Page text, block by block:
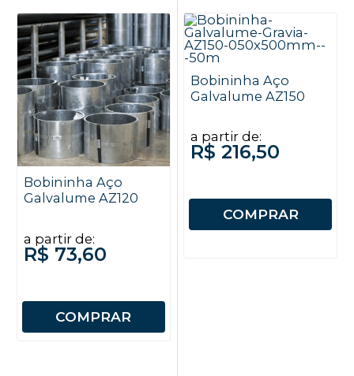
Bobininha Aço
Galvalume AZ120
a partir de:
R$ 73,60
COMPRAR
Bobininha Aço
Galvalume AZ150
a partir de:
R$ 216,50
COMPRAR